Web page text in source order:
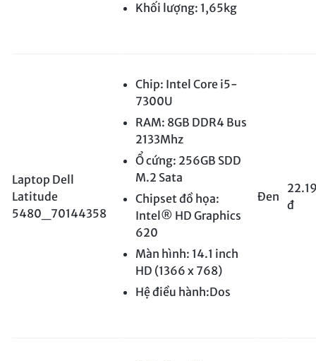
Khối lượng: 1,65kg
Laptop Dell
Latitude
5480_70144358
Chip: Intel Core i5-
7300U
RAM: 8GB DDR4 Bus
2133Mhz
Ổ cứng: 256GB SDD
M.2 Sata
Chipset đồ họa:
Intel® HD Graphics
620
Màn hình: 14.1 inch
HD (1366 x 768)
Hệ điều hành:Dos
Đen
đ